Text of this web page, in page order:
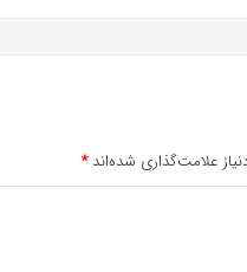
علامت‌گذاری شده‌اند*